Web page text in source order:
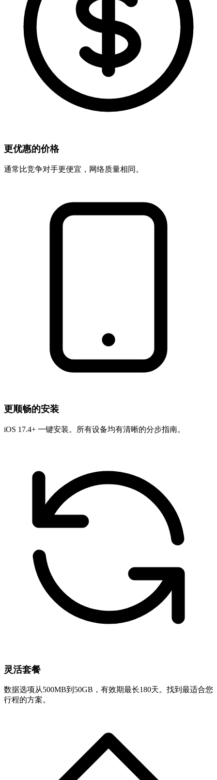
更优惠的价格
通常比竞争对手更便宜，网络质量相同。
更顺畅的安装
iOS 17.4+ 一键安装。所有设备均有清晰的分步指南。
灵活套餐
数据选项从500MB到50GB，有效期最长180天。找到最适合您
行程的方案。